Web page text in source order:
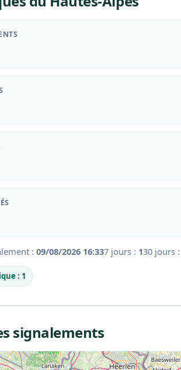
: 09/08/2026 16:337 jours : 130 jours
: 1
signalements